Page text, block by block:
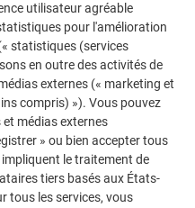
avec précision, car cela
visuel de la façade.
puis installés avec
de les poser correctement.
ne soit pas obstruée.
utilisateur agréable
pour l'amélioration
statistiques (services
en outre des activités de
externes (« marketing et
compris) »). Vous pouvez
médias externes
» ou bien accepter tous
impliquent le traitement de
tiers basés aux États-
tous les services, vous